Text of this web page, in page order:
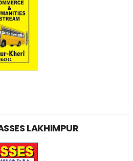
LAKHIMPUR